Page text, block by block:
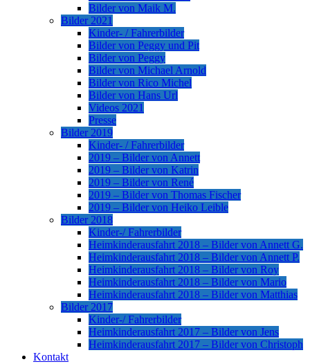
Bilder von Maik M.
Bilder 2021
Kinder- / Fahrerbilder
Bilder von Peggy und Pit
Bilder von Peggy
Bilder von Michael Arnold
Bilder von Rico Michel
Bilder von Hans Url
Videos 2021
Presse
Bilder 2019
Kinder- / Fahrerbilder
2019 – Bilder von Annett
2019 – Bilder von Katrin
2019 – Bilder von René
2019 – Bilder von Thomas Fischer
2019 – Bilder von Heiko Leible
Bilder 2018
Kinder-/ Fahrerbilder
Heimkinderausfahrt 2018 – Bilder von Annett G.
Heimkinderausfahrt 2018 – Bilder von Annett P.
Heimkinderausfahrt 2018 – Bilder von Roy
Heimkinderausfahrt 2018 – Bilder von Mario
Heimkinderausfahrt 2018 – Bilder von Matthias
Bilder 2017
Kinder-/ Fahrerbilder
Heimkinderausfahrt 2017 – Bilder von Jens
Heimkinderausfahrt 2017 – Bilder von Christoph
Kontakt